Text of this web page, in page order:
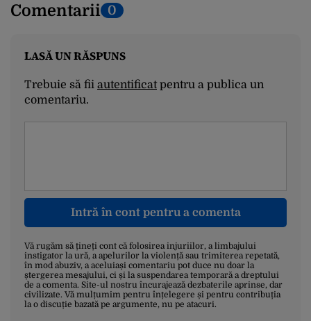
Comentarii 0
LASĂ UN RĂSPUNS
Trebuie să fii autentificatpentru a publica un
comentariu.
Intră în cont pentru a comenta
Vă rugăm să țineți cont că folosirea injuriilor, a limbajului
instigator la ură, a apelurilor la violență sau trimiterea repetată,
în mod abuziv, a aceluiași comentariu pot duce nu doar la
ștergerea mesajului, ci și la suspendarea temporară a dreptului
de a comenta. Site-ul nostru încurajează dezbaterile aprinse, dar
civilizate. Vă mulțumim pentru înțelegere și pentru contribuția
la o discuție bazată pe argumente, nu pe atacuri.